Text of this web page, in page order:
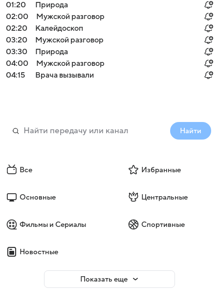
01:20
Природа
02:00
Мужской разговор
02:20
Калейдоскоп
03:20
Мужской разговор
03:30
Природа
04:00
Мужской разговор
04:15
Врача вызывали
Найти
Все Избранные
Основные Центральные
Фильмы и Сериалы Спортивные
Новостные
Показать еще